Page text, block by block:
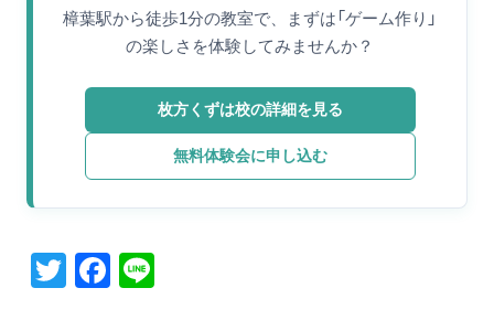
樟葉駅から徒歩1分の教室で、まずは「ゲーム作り」
の楽しさを体験してみませんか？
枚方くずは校の詳細を見る
無料体験会に申し込む
T
F